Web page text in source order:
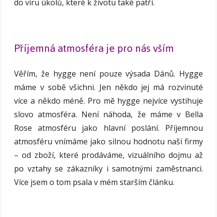
do víru úkolů, které k životu také patří.
Příjemná atmosféra je pro nás vším
Věřím, že hygge není pouze výsada Dánů. Hygge
máme v sobě všichni. Jen někdo jej má rozvinuté
více a někdo méně. Pro mě hygge nejvíce vystihuje
slovo atmosféra. Není náhoda, že máme v Bella
Rose atmosféru jako hlavní poslání. Příjemnou
atmosféru vnímáme jako silnou hodnotu naší firmy
– od zboží, které prodáváme, vizuálního dojmu až
po vztahy se zákazníky i samotnými zaměstnanci.
Více jsem o tom psala v mém starším článku.